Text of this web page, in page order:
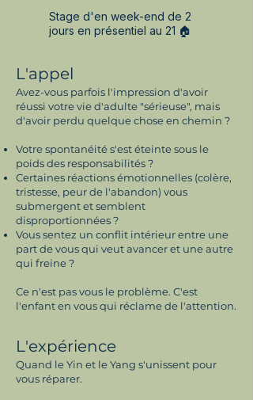
Stage d'en week-end de 2
jours en présentiel au 21 🏠
L'appel
Avez-vous parfois l'impression d'avoir
réussi votre vie d'adulte "sérieuse", mais
d'avoir perdu quelque chose en chemin ?
Votre spontanéité s'est éteinte sous le
poids des responsabilités ?
Certaines réactions émotionnelles (colère,
tristesse, peur de l'abandon) vous
submergent et semblent
disproportionnées ?
Vous sentez un conflit intérieur entre une
part de vous qui veut avancer et une autre
qui freine ?
Ce n'est pas vous le problème. C'est
l'enfant en vous qui réclame de l'attention.
L'expérience
Quand le Yin et le Yang s'unissent pour
vous réparer.